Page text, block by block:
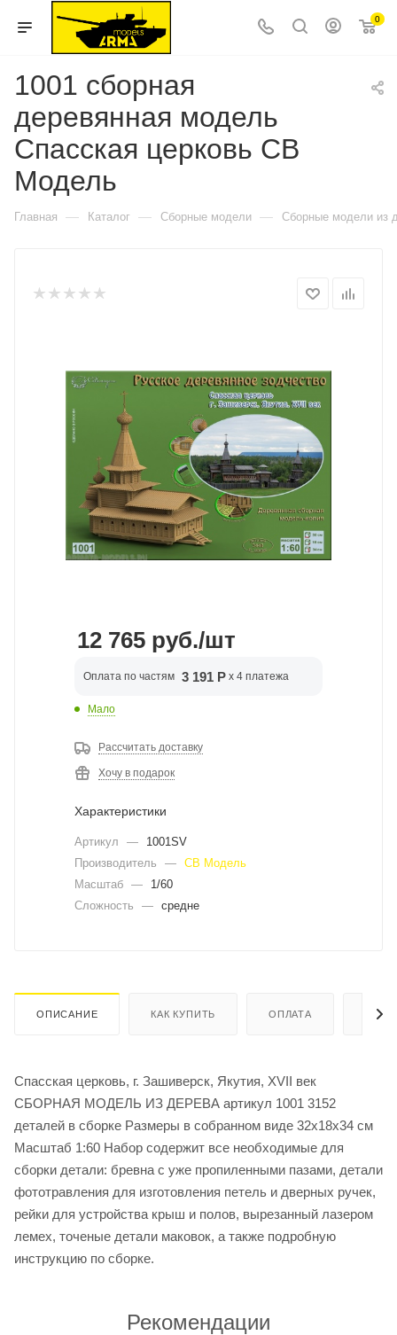
0
1001 сборная
деревянная модель
Спасская церковь СВ
Модель
Главная — Каталог — Сборные модели — Сборные модели из
12 765 руб./шт
Оплата по частям 3 191 Р x 4 платежа
Мало
Рассчитать доставку
Хочу в подарок
Характеристики
Артикул —
1001SV
Производитель
— СВ Модель
Масштаб —
1/60
Сложность
— средне
ОПИСАНИЕ КАК КУПИТЬ ОПЛАТА
Спасская церковь, г. Зашиверск, Якутия, XVII век
СБОРНАЯ МОДЕЛЬ ИЗ ДЕРЕВА артикул 1001 3152
деталей в сборке Размеры в собранном виде 32х18х34 см
Масштаб 1:60 Набор содержит все необходимые для
сборки детали: бревна с уже пропиленными пазами, детали
фототравления для изготовления петель и дверных ручек,
рейки для устройства крыш и полов, вырезанный лазером
лемех, точеные детали маковок, а также подробную
инструкцию по сборке.
Рекомендации